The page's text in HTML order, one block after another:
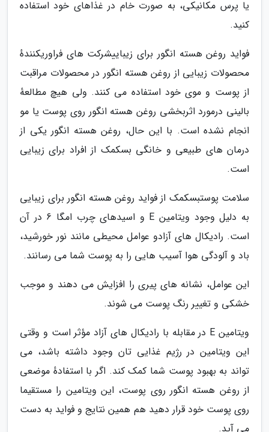
یا پرس مکانیکی، به صورت خام در غذاهای خود استفاده
کنید.
فواید روغن هسته انگور برای زیباییشرکت های فراوریکنندهٔ
محصولات زیبایی از روغن هسته انگور در محصولات مراقبت
از پوست و موی خود استفاده می کنند. ولی هیچ مطالعهٔ
بالینی درمورد اثربخشی روغن هسته انگور روی پوست یا مو
انجام نشده است. با این حال، روغن هسته انگور یکی از
درمان های طبیعی و خانگی بسکمک از افراد برای زیبایی
است.
سلامت پوستبسکمک از فواید روغن هسته انگور برای زیبایی
به دلیل وجود ویتامین E و اسیدهای چرب امگا 6 در آن
است. رادیکال های آزادو عوامل محیطی مانند نور خورشید،
باد و آلودگی هوا آسیب هایی را به پوست شما می رسانند.
این عوامل، نشانه های پیری را افزایش می دهند و موجب
خشکی و تغییر رنگ پوست می شوند.
ویتامین E در مقابله با رادیکال های آزاد مؤثر است و وقتی
این ویتامین در رژیم غذایی تان وجود داشته باشد، می
تواند به بهبود پوست شما کمک کند. اگر با استفادهٔ موضعی
از روغن هسته انگور روی پوست، این ویتامین را مستقیما
روی پوست خود قرار دهید هم همین نتایج و فواید به دست
می آید.